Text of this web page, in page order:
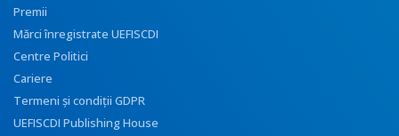
Premii
Mărci înregistrate UEFISCDI
Centre Politici
Cariere
Termeni și condiții GDPR
UEFISCDI Publishing House